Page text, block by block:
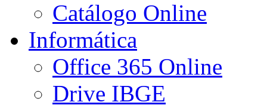
Catálogo Online
Informática
Office 365 Online
Drive IBGE